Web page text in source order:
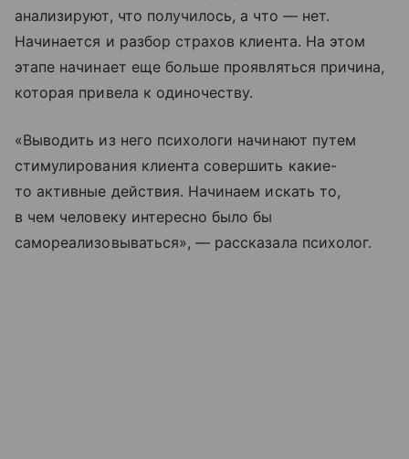
анализируют, что получилось, а что — нет.
Начинается и разбор страхов клиента. На этом
этапе начинает еще больше проявляться причина,
которая привела к одиночеству.
«Выводить из него психологи начинают путем
стимулирования клиента совершить какие-
то активные действия. Начинаем искать то,
в чем человеку интересно было бы
самореализовываться», — рассказала психолог.